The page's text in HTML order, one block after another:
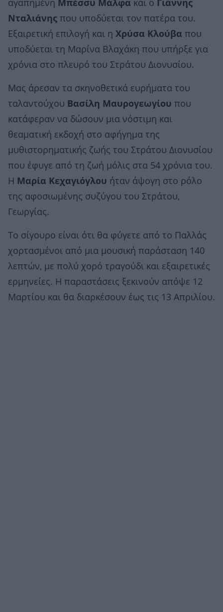
αγαπημένη Μπέσσυ Μάλφα και ο Γιάννης
Νταλιάνης που υποδύεται τον πατέρα του.
Εξαιρετική επιλογή και η Χρύσα Κλούβα που
υποδύεται τη Μαρίνα Βλαχάκη που υπήρξε για
χρόνια στο πλευρό του Στράτου Διονυσίου.
Μας άρεσαν τα σκηνοθετικά ευρήματα του
ταλαντούχου Βασίλη Μαυρογεωγίου που
κατάφεραν να δώσουν μια νόστιμη και
θεαματική εκδοχή στο αφήγημα της
μυθιστορηματικής ζωής του Στράτου Διονυσίου
που έφυγε από τη ζωή μόλις στα 54 χρόνια του.
Η Μαρία Κεχαγιόγλου ήταν άψογη στο ρόλο
της αφοσιωμένης συζύγου του Στράτου,
Γεωργίας.
Το σίγουρο είναι ότι θα φύγετε από το Παλλάς
χορτασμένοι από μια μουσική παράσταση 140
λεπτών, με πολύ χορό τραγούδι και εξαιρετικές
ερμηνείες. Η παραστάσεις ξεκινούν απόψε 12
Μαρτίου και θα διαρκέσουν έως τις 13 Απριλίου.